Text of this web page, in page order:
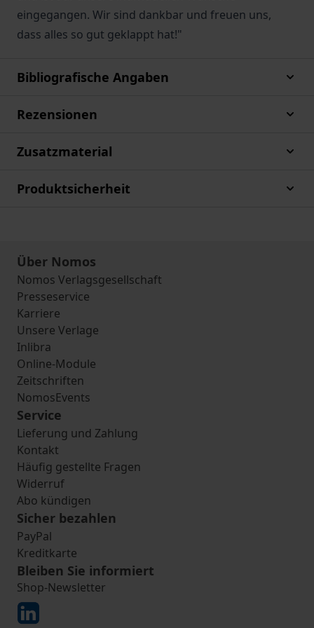
eingegangen. Wir sind dankbar und freuen uns,
dass alles so gut geklappt hat!"
Bibliografische Angaben
Rezensionen
Zusatzmaterial
Produktsicherheit
Über Nomos
Nomos Verlagsgesellschaft
Presseservice
Karriere
Unsere Verlage
Inlibra
Online-Module
Zeitschriften
NomosEvents
Service
Lieferung und Zahlung
Kontakt
Häufig gestellte Fragen
Widerruf
Abo kündigen
Sicher bezahlen
PayPal
Kreditkarte
Bleiben Sie informiert
Shop-Newsletter